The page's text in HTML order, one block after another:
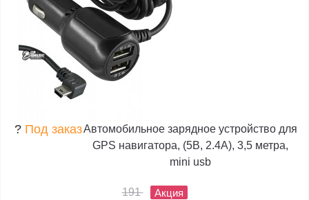
? Под заказАвтомобильное зарядное устройство для
GPS навигатора, (5В, 2.4А), 3,5 метра,
mini usb
191 Акция